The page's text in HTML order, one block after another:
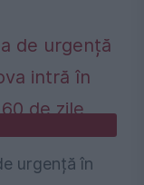
urgență în